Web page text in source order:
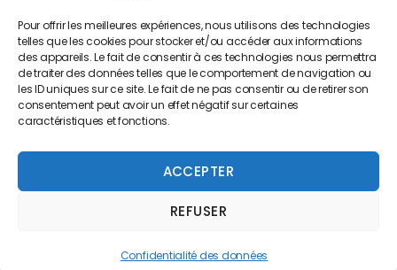
Pour offrir les meilleures expériences, nous utilisons des technologies
telles que les cookies pour stocker et/ou accéder aux informations
des appareils. Le fait de consentir à ces technologies nous permettra
de traiter des données telles que le comportement de navigation ou
les ID uniques sur ce site. Le fait de ne pas consentir ou de retirer son
consentement peut avoir un effet négatif sur certaines
caractéristiques et fonctions.
ACCEPTER
REFUSER
Confidentialité des données
NAVIGUER SUR NOTRE SITE
Plan du site
FAIRE UN DON
Copyright 2022 © Créé par
Mentions légales
Confidentialité des données